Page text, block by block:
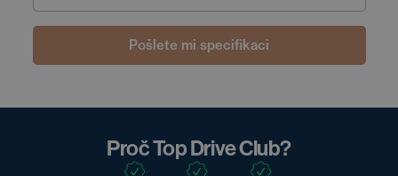
Pošlete mi specifikaci
Proč Top Drive Club?